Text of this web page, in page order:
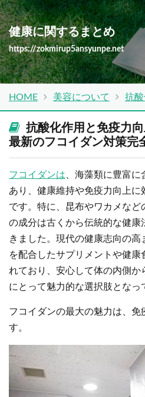
健康に関するまとめ
https://zokmirup5ansyunpe.net
HOME 美容について 抗
抗酸化作用と免疫力
最新のフコイダン対策完
フコイダンは 、海藻類に豊富
あり、健康維持や免疫力向上
です。特に、昆布やワカメなど
の成分は古くから伝統的な健康
きました。現代の健康志向の
を配合したサプリメントや健康
れており、安心して体の内側か
にとって魅力的な選択肢となっ
フコイダンの最大の魅力は、免
す。